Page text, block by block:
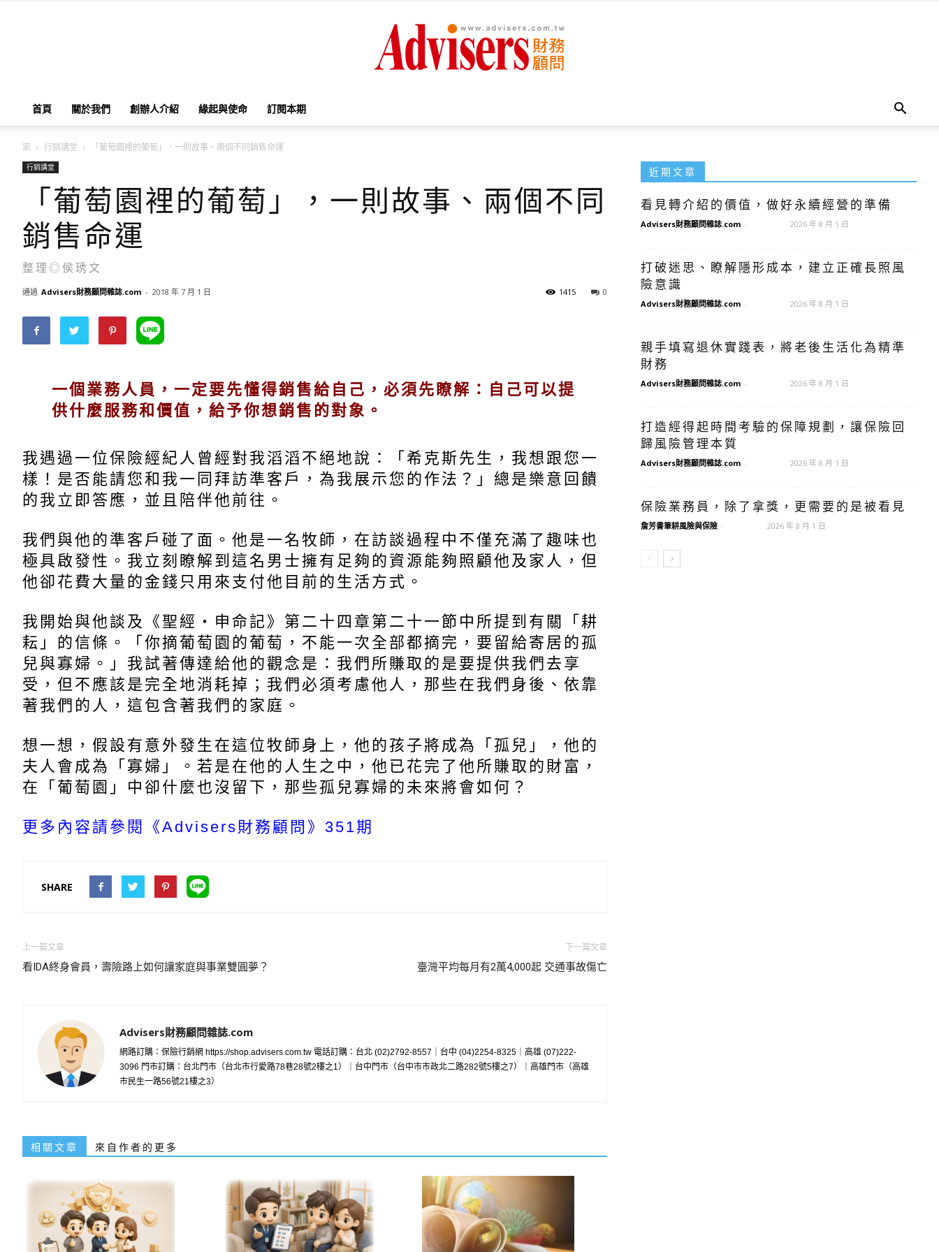
顧
問
誌
首頁 關於我們 創辦人介紹 緣起與使命 訂閱本期
家 行銷講堂 「葡萄園裡的葡萄」，一則故事、兩個不同銷售命運
行銷講堂
「葡萄園裡的葡萄」，一則故事、兩個不同
銷售命運
整理◎侯琇文
通過 Advisers財務顧問雜誌.com - 2018 年 7 月 1 日 0
1415
一個業務人員，一定要先懂得銷售給自己，必須先瞭解：自己可以提
供什麼服務和價值，給予你想銷售的對象。
我遇過一位保險經紀人曾經對我滔滔不絕地說：「希克斯先生，我想跟您一
樣！是否能請您和我一同拜訪準客戶，為我展示您的作法？」總是樂意回饋
的我立即答應，並且陪伴他前往。
我們與他的準客戶碰了面。他是一名牧師，在訪談過程中不僅充滿了趣味也
極具啟發性。我立刻瞭解到這名男士擁有足夠的資源能夠照顧他及家人，但
他卻花費大量的金錢只用來支付他目前的生活方式。
我開始與他談及《聖經‧申命記》第二十四章第二十一節中所提到有關「耕
耘」的信條。「你摘葡萄園的葡萄，不能一次全部都摘完，要留給寄居的孤
兒與寡婦。」我試著傳達給他的觀念是：我們所賺取的是要提供我們去享
受，但不應該是完全地消耗掉；我們必須考慮他人，那些在我們身後、依靠
著我們的人，這包含著我們的家庭。
想一想，假設有意外發生在這位牧師身上，他的孩子將成為「孤兒」，他的
夫人會成為「寡婦」。若是在他的人生之中，他已花完了他所賺取的財富，
在「葡萄園」中卻什麼也沒留下，那些孤兒寡婦的未來將會如何？
更多內容請參閱《Advisers財務顧問》351期
SHARE
上一篇文章
看IDA終身會員，壽險路上如何讓家庭與事業雙圓夢？
下一篇文章
臺灣平均每月有2萬4,000起 交通事故傷亡
Advisers財務顧問雜誌.com
網路訂購：保險行銷網 https://shop.advisers.com.tw 電話訂購：台北 (02)2792-8557｜台中 (04)2254-8325｜高雄 (07)222-
3096 門市訂購：台北門市（台北市行愛路78巷28號2樓之1）｜台中門市（台中市市政北二路282號5樓之7）｜高雄門市（高雄
市民生一路56號21樓之3）
相關文章 來自作者的更多
近期文章
看見轉介紹的價值，做好永續經營的準備
Advisers財務顧問雜誌.com - 2026 年 8 月 1 日
打破迷思、瞭解隱形成本，建立正確長照風
險意識
Advisers財務顧問雜誌.com - 2026 年 8 月 1 日
親手填寫退休實踐表，將老後生活化為精準
財務
Advisers財務顧問雜誌.com - 2026 年 8 月 1 日
打造經得起時間考驗的保障規劃，讓保險回
歸風險管理本質
Advisers財務顧問雜誌.com - 2026 年 8 月 1 日
保險業務員，除了拿獎，更需要的是被看見
詹芳書筆耕風險與保險 - 2026 年 8 月 1 日